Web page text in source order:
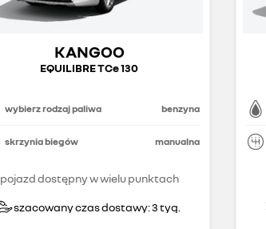
KANGOO
EQUILIBRE TCe 130
wybierz rodzaj paliwa benzyna
skrzynia biegów manualna
pojazd dostępny w wielu punktach
szacowany czas dostawy: 3 tyg.